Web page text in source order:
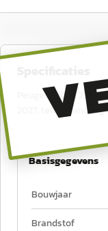
Peugeot 208 1.2
2027, tellerstand
Basisgegevens
Bouwjaar
Brandstof